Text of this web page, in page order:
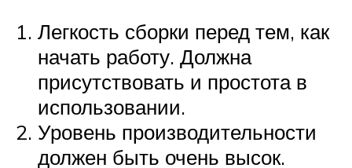
Легкость сборки перед тем, как
начать работу. Должна
присутствовать и простота в
использовании.
Уровень производительности
должен быть очень высок.